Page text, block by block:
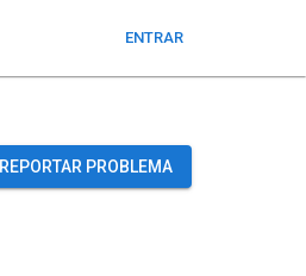
ENTRAR
REPORTAR PROBLEMA